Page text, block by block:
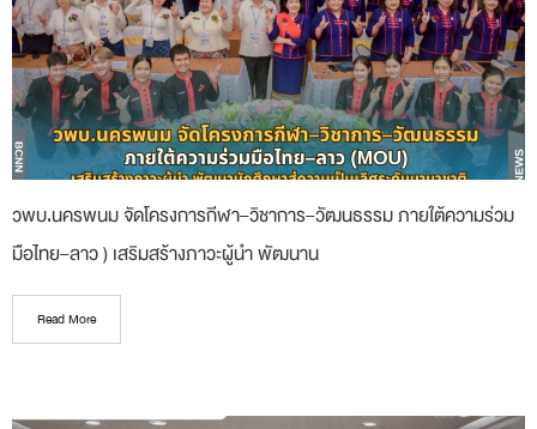
วพบ.นครพนม จัดโครงการกีฬา–วิชาการ–วัฒนธรรม ภายใต้ความร่วม
มือไทย–ลาว ) เสริมสร้างภาวะผู้นำ พัฒนาน
Read More